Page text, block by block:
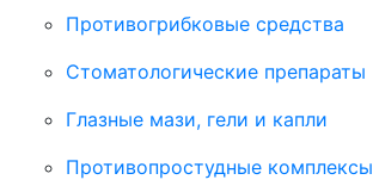
Противогрибковые средства
Стоматологические препараты
Глазные мази, гели и капли
Противопростудные комплексы